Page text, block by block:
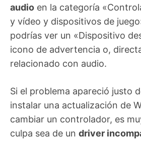
audio en la categoría
y vídeo y dispositivos de
podrías ver un «Dispositivo
icono de advertencia o,
relacionado con audio.
Si el problema apareció justo
instalar una actualización de
cambiar un controlador, es
culpa sea de un driver